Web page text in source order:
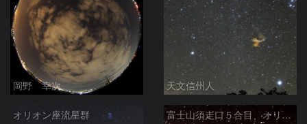
岡野 幸次 天文信州人
オリオン座流星群 富士山須走口５合目、オリオン座流星群火球＋痕